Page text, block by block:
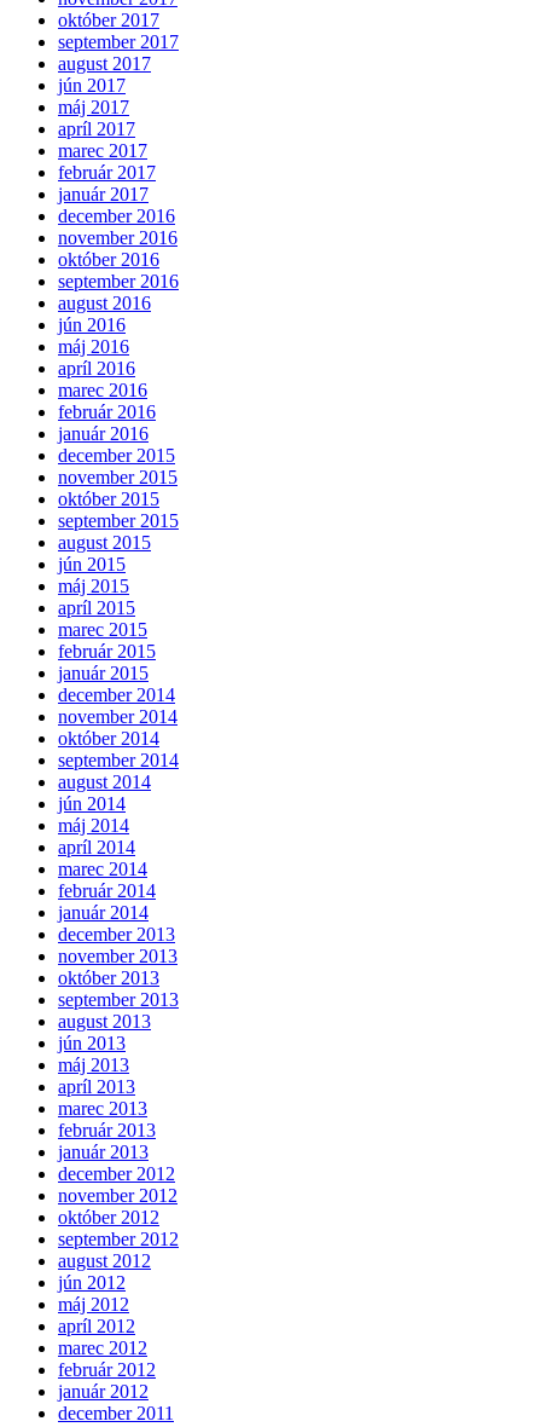
október 2017
september 2017
august 2017
jún 2017
máj 2017
apríl 2017
marec 2017
február 2017
január 2017
december 2016
november 2016
október 2016
september 2016
august 2016
jún 2016
máj 2016
apríl 2016
marec 2016
február 2016
január 2016
december 2015
november 2015
október 2015
september 2015
august 2015
jún 2015
máj 2015
apríl 2015
marec 2015
február 2015
január 2015
december 2014
november 2014
október 2014
september 2014
august 2014
jún 2014
máj 2014
apríl 2014
marec 2014
február 2014
január 2014
december 2013
november 2013
október 2013
september 2013
august 2013
jún 2013
máj 2013
apríl 2013
marec 2013
február 2013
január 2013
december 2012
november 2012
október 2012
september 2012
august 2012
jún 2012
máj 2012
apríl 2012
marec 2012
február 2012
január 2012
december 2011